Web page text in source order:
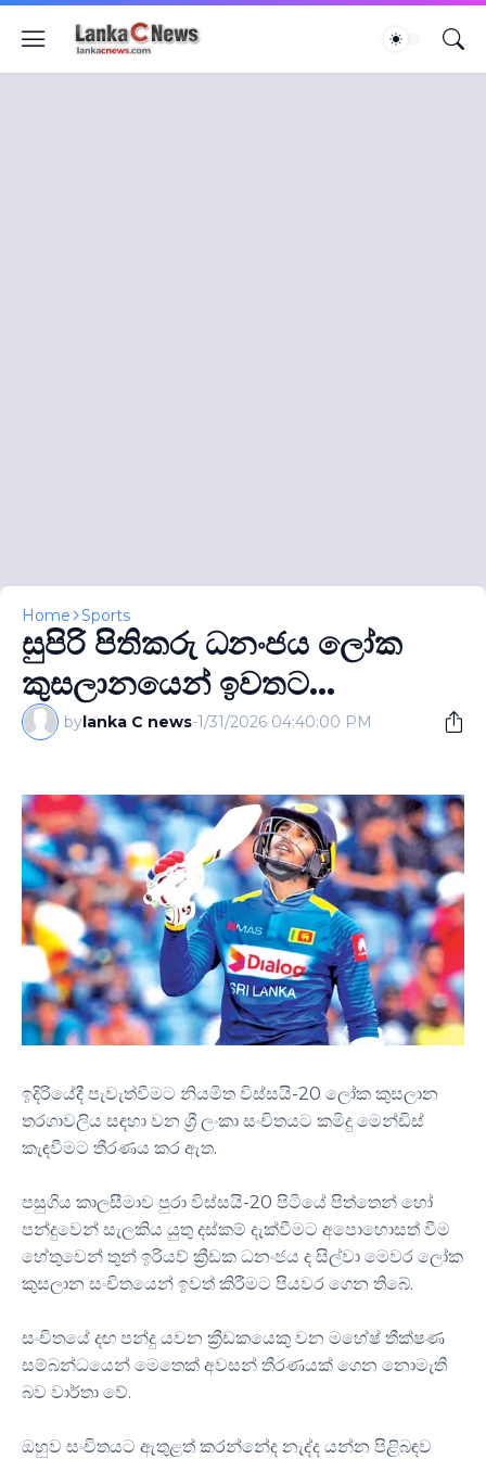
Home Sports
සුපිරි පිතිකරු ධනංජය ලෝක
කුසලානයෙන් ඉවතට...
bylanka C news-1/31/2026 04:40:00 PM
ඉදිරියේදී පැවැත්වීමට නියමිත විස්සයි-20 ලෝක කුසලාන
තරගාවලිය සඳහා වන ශ්‍රී ලංකා සංචිතයට කමිදු මෙන්ඩිස්
කැඳවීමට තීරණය කර ඇත.
පසුගිය කාලසීමාව පුරා විස්සයි-20 පිටියේ පිත්තෙන් හෝ
පන්දුවෙන් සැලකිය යුතු දස්කම් දැක්වීමට අපොහොසත් වීම
හේතුවෙන් තුන් ඉරියව් ක්‍රීඩක ධනංජය ද සිල්වා මෙවර ලෝක
කුසලාන සංචිතයෙන් ඉවත් කිරීමට පියවර ගෙන තිබේ.
සංචිතයේ දඟ පන්දු යවන ක්‍රීඩකයෙකු වන මහේෂ් තීක්ෂණ
සම්බන්ධයෙන් මෙතෙක් අවසන් තීරණයක් ගෙන නොමැති
බව වාර්තා වේ.
ඔහුව සංචිතයට ඇතුළත් කරන්නේද නැද්ද යන්න පිළිබඳව